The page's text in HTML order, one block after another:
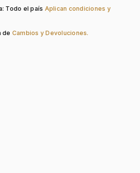
Todo el país Aplican condiciones y
de Cambios y Devoluciones.